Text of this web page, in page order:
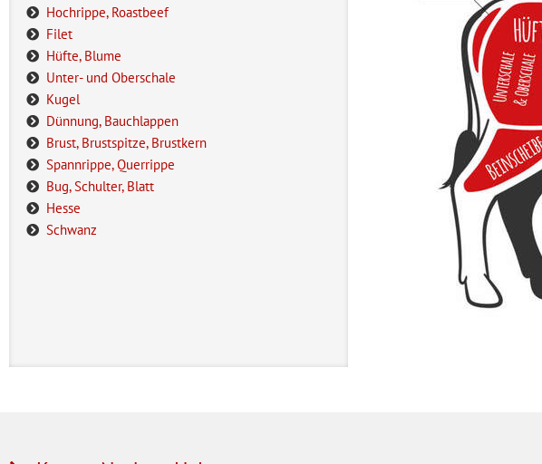
Hochrippe, Roastbeef
Filet
Hüfte, Blume
Unter- und Oberschale
Kugel
Dünnung, Bauchlappen
Brust, Brustspitze, Brustkern
Spannrippe, Querrippe
Bug, Schulter, Blatt
Hesse
Schwanz